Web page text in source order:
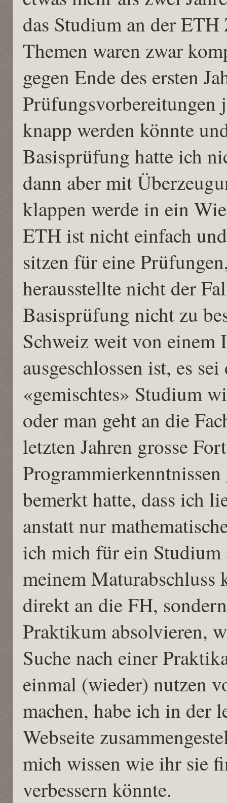
das Studium an der
Themen waren zwar
gegen Ende des ersten
Prüfungsvorbereitungen
knapp werden könnte
Basisprüfung hatte ich
dann aber mit
klappen werde in ein
ETH ist nicht einfach
sitzen für eine
herausstellte nicht der
Basisprüfung nicht zu
Schweiz weit von
ausgeschlossen ist, es
«gemischtes» Studium
oder man geht an die
letzten Jahren grosse
bemerkt hatte, dass ich
anstatt nur
ich mich für ein Studium
meinem
direkt an die FH,
Praktikum absolvieren,
Suche nach einer
einmal (wieder) nutzen
machen, habe ich in der
Webseite
mich wissen wie ihr sie
verbessern könnte.